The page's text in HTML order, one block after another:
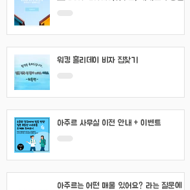
워킹 홀리데이 비자 집찾기
아주르 사무실 이전 안내 + 이벤트
아주르는 어떤 매물 있어요? 라는 질문에 대